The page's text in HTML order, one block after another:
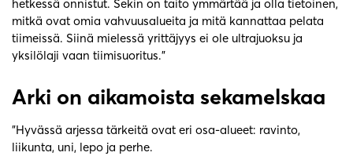
hetkessä onnistut. Sekin on taito ymmärtää ja olla tietoinen,
mitkä ovat omia vahvuusalueita ja mitä kannattaa pelata
tiimeissä. Siinä mielessä yrittäjyys ei ole ultrajuoksu ja
yksilölaji vaan tiimisuoritus.”
Arki on aikamoista sekamelskaa
”Hyvässä arjessa tärkeitä ovat eri osa-alueet: ravinto,
liikunta, uni, lepo ja perhe.